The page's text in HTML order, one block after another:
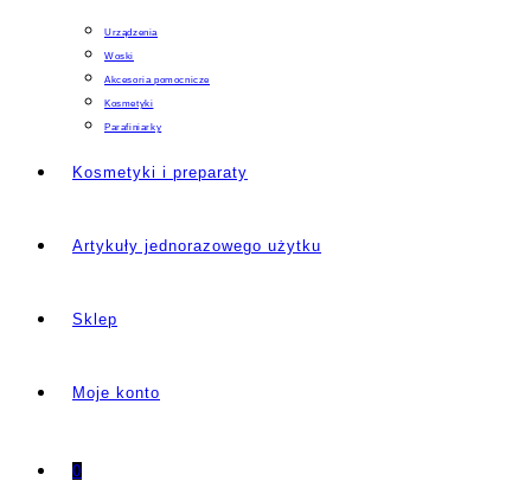
Urządzenia
Woski
Akcesoria pomocnicze
Kosmetyki
Parafiniarky
Kosmetyki i preparaty
Artykuły jednorazowego użytku
Sklep
Moje konto
0